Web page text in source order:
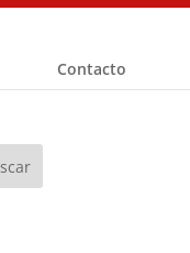
Contacto